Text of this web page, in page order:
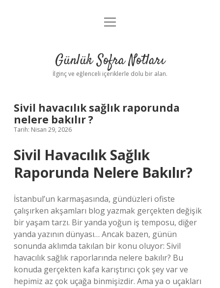
Anasayfa
Yasal Uyarı
menüyü
Günlük Sofra Notları
İlginç ve eğlenceli içeriklerle dolu bir alan.
Sivil havacılık sağlık raporunda
nelere bakılır ?
Tarih: Nisan 29, 2026
Sivil Havacılık Sağlık
Raporunda Nelere Bakılır?
İstanbul’un karmaşasında, gündüzleri ofiste
çalışırken akşamları blog yazmak gerçekten değişik
bir yaşam tarzı. Bir yanda yoğun iş temposu, diğer
yanda yazının dünyası… Ancak bazen, günün
sonunda aklımda takılan bir konu oluyor: Sivil
havacılık sağlık raporlarında nelere bakılır? Bu
konuda gerçekten kafa karıştırıcı çok şey var ve
hepimiz az çok uçağa binmişizdir. Ama ya o uçakları